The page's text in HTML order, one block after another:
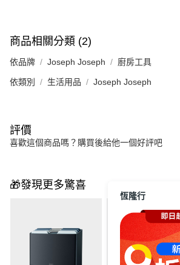
商品相關分類 (2)
依品牌 Joseph Joseph 廚房工具
依類別 生活用品 Joseph Joseph
評價
喜歡這個商品嗎？購買後給他一個好評吧
🎁發現更多驚喜
恆隆行